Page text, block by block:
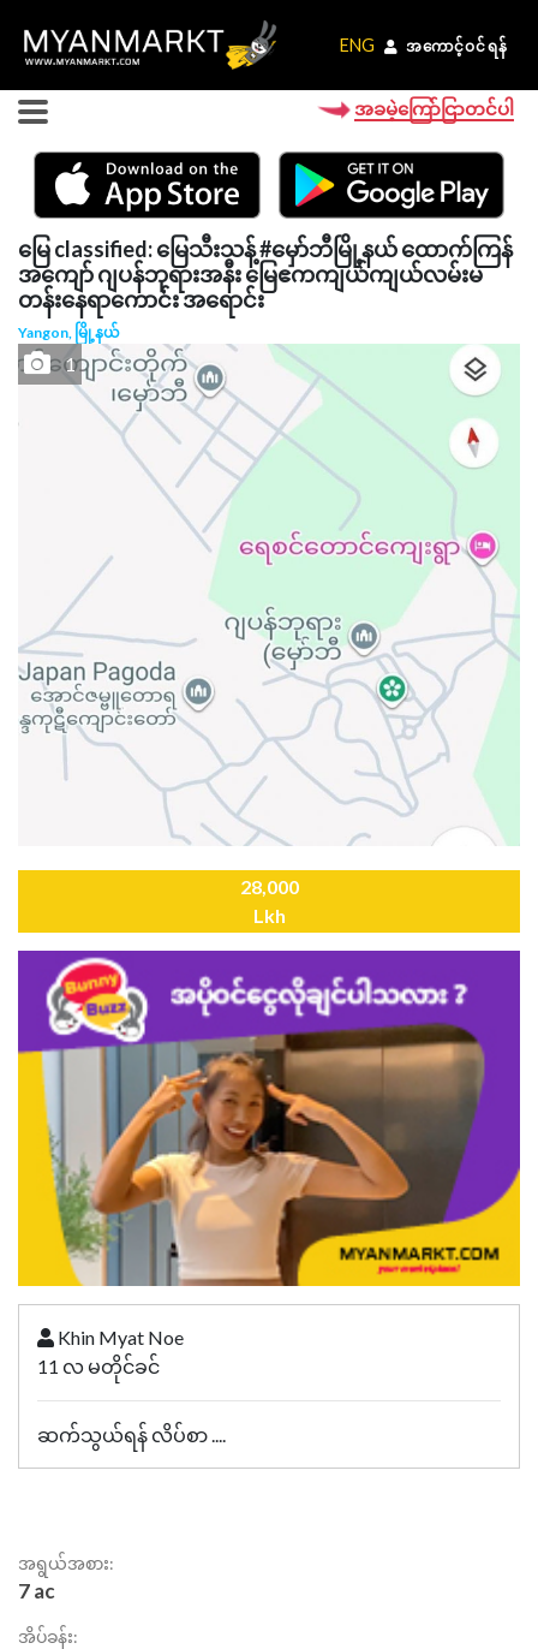
ENG အကောင့်ဝင်ရန်
ENG အကောင့်ဝင်ရန်
အခမဲ့ကြော်ငြာတင်ပါ
မြေ classified: မြေသီးသန့် #မှော်ဘီမြို့နယ် ထောက်ကြန်
အကျော် ဂျပန်ဘုရားအနီး မြေဧကကျယ်ကျယ်လမ်းမ
တန်းနေရာကောင်း အရောင်း
Yangon, မြို့နယ်
1
28,000
Lkh
Khin Myat Noe
11 လ မတိုင်ခင်
ဆက်သွယ်ရန် လိပ်စာ ....
အရွယ်အစား:
7 ac
အိပ်ခန်း: